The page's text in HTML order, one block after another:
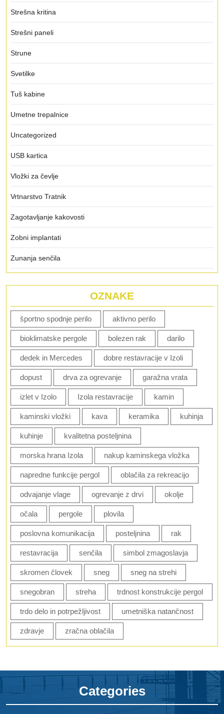
Strešna kritina
Strešni paneli
Strune
Svetilke
Tuš kabine
Umetne trepalnice
Uncategorized
USB kartica
Vložki za čevlje
Vrtnarstvo Tratnik
Zagotavljanje kakovosti
Zobni implantati
Zunanja senčila
OZNAKE
športno spodnje perilo aktivno perilo
bioklimatske pergole bolezen rak darilo
dedek in Mercedes dobre restavracije v Izoli
dopust drva za ogrevanje garažna vrata
izlet v Izolo Izola restavracije kamin
kaminski vložki kava keramika kuhinja
kuhinje kvalitetna posteljnina
morska hrana Izola nakup kaminskega vložka
napredne funkcije pergol oblačila za rekreacijo
odvajanje vlage ogrevanje z drvi okolje
očala pergole plovila
poslovna komunikacija posteljnina rak
restavracija senčila simbol zmagoslavja
skromen človek sneg sneg na strehi
snegobran streha trdnost konstrukcije pergol
trdo delo in potrpežljivost umetniška natančnost
zdravje zračna oblačila
Categories